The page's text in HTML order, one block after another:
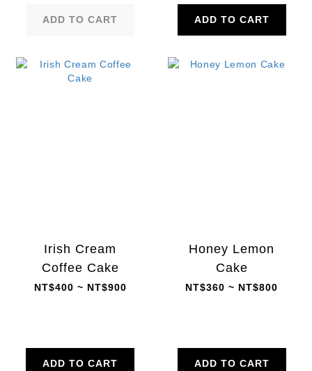
ADD TO CART ADD TO CART
Irish Cream
Coffee Cake
NT$400 ~ NT$900
ADD TO CART
Honey Lemon
Cake
NT$360 ~ NT$800
ADD TO CART